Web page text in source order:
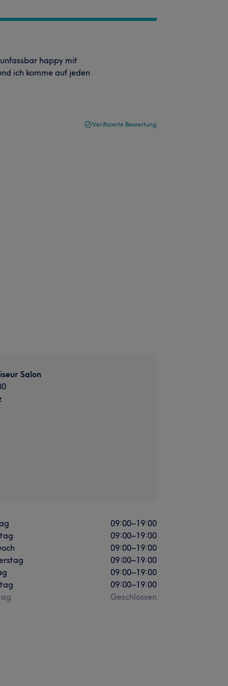
happy mit
ich komme auf jeden
Verifizierte Bewertung
Salon
09:00–19:00
09:00–19:00
09:00–19:00
09:00–19:00
09:00–19:00
09:00–19:00
Geschlossen